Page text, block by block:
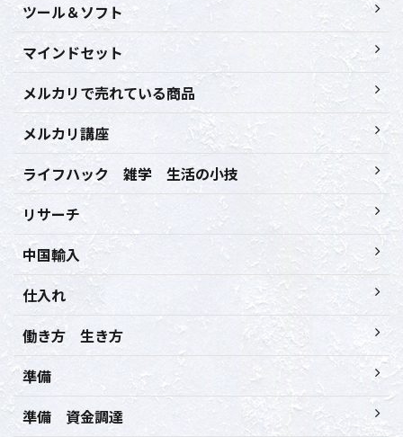
ツール＆ソフト
マインドセット
メルカリで売れている商品
メルカリ講座
ライフハック 雑学 生活の小技
リサーチ
中国輸入
仕入れ
働き方 生き方
準備
準備 資金調達